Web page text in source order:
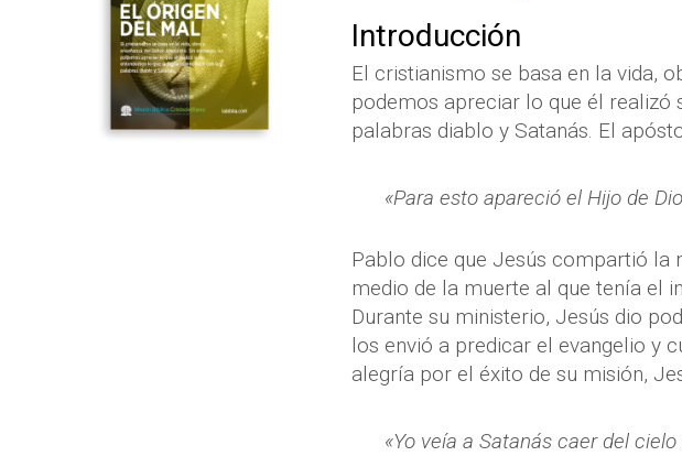
Introducción
El cristianismo se basa en la vida,
podemos apreciar lo que él realizó
palabras diablo y Satanás. El
«Para esto apareció el Hijo de
Pablo dice que Jesús compartió la
medio de la muerte al que tenía el
Durante su ministerio, Jesús dio
los envió a predicar el evangelio y
alegría por el éxito de su misión,
«Yo veía a Satanás caer del